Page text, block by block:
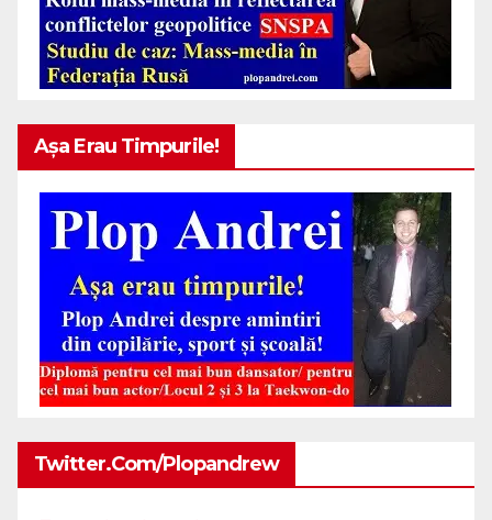
Așa Erau Timpurile!
Twitter.com/plopandrew